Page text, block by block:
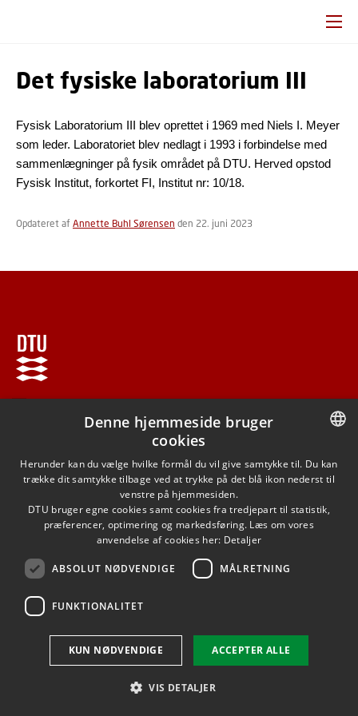
Det fysiske laboratorium III
Fysisk Laboratorium III blev oprettet i 1969 med Niels I. Meyer
som leder. Laboratoriet blev nedlagt i 1993 i forbindelse med
sammenlægninger på fysik området på DTU. Herved opstod
Fysisk Institut, forkortet FI, Institut nr: 10/18.
Opdateret af Annette Buhl Sørensen den 22. juni 2023
DANISH
ENGLISH
Denne hjemmeside bruger
cookies
Herunder kan du vælge hvilke formål du vil give samtykke til. Du kan
trække dit samtykke tilbage ved at trykke på det blå ikon nederst til
venstre på hjemmesiden.
DTU bruger egne cookies samt cookies fra tredjepart til statistik,
præferencer, optimering og markedsføring. Læs om vores
anvendelse af cookies her: Detaljer
ABSOLUT NØDVENDIGE MÅLRETNING
FUNKTIONALITET
ACCEPTER ALLE
KUN NØDVENDIGE
VIS DETALJER